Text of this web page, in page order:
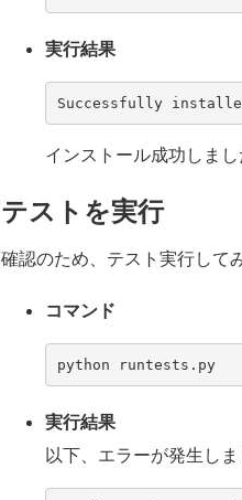
実行結果
Successfully
インストール成功しまし
テストを実行
確認のため、テスト実行して
コマンド
python runtests.py
実行結果
以下、エラーが発生しま